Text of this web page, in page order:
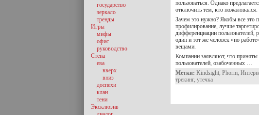
пользоваться. Однако
отключить тем, кто пожаловался.
Зачем это нужно? Якобы все это
профилирование, лучше
дифференциации
один и тот же человек «по
вещами.
Компании заявляют, что
пользователей, озабоченных …
Метки: Kindsight, Phorm,
трекинг, утечка
государство
зеркало
тренды
Игры
мифы
офис
руководство
Стена
ева
вверх
вниз
доспехи
клан
тени
Эксклюзив